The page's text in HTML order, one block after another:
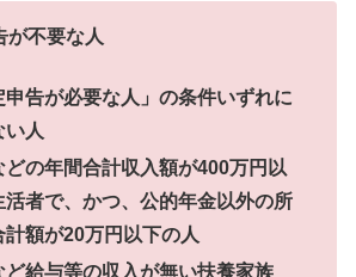
が不要な人
申告が必要な人」の条件いずれに
い人
どの年間合計収入額が400万円以
活者で、かつ、公的年金以外の所
計額が20万円以下の人
ど給与等の収入が無い扶養家族